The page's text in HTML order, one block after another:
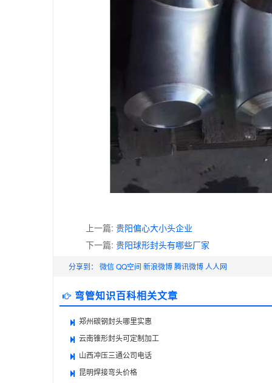
上一篇: 贵阳偏心大小头企业
下一篇: 贵阳球形封头有哪些厂家
分享到： 微信QQ空间 新浪微博腾讯微博 人人网
弯管知识百科相关文章
郑州碳钢封头哪里实惠
云南锥形封头可定制加工
山西冲压三通公司电话
昆明焊接弯头价格